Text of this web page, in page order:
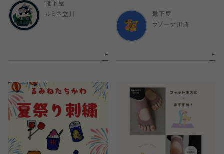
靴下屋
ルミネ立川
靴下屋
ラゾーナ川崎